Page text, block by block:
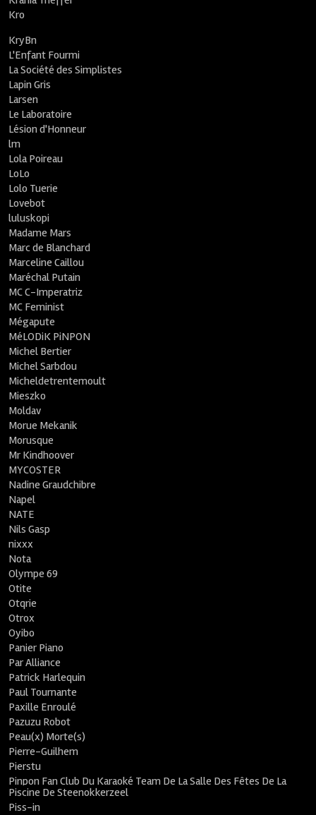
Kro
KryBn
L'Enfant Fourmi
La Société des Simplistes
Lapin Gris
Larsen
Le Laboratoire
Lésion d'Honneur
lm
Lola Poireau
LoLo
Lolo Tuerie
Lovebot
luluskopi
Madame Mars
Marc de Blanchard
Marceline Caillou
Maréchal Putain
MC C-Imperatriz
MC Feminist
Mégapute
MéLODiK PiNPON
Michel Bertier
Michel Sarbdou
Micheldetrentemoult
Mieszko
Moldav
Morue Mekanik
Morusque
Mr Kindhoover
MYCOSTER
Nadine Graudchibre
Napel
NATE
Nils Gasp
nixxx
Nota
Olympe 69
Otite
Otqrie
Otrox
Oyibo
Panier Piano
Par Alliance
Patrick Harlequin
Paul Tournante
Paxille Enroulé
Pazuzu Robot
Peau(x) Morte(s)
Pierre-Guilhem
Pierstu
Pinpon Fan Club Du Karaoké Team De La Salle Des Fêtes De La
Piscine De Steenokkerzeel
Piss-in